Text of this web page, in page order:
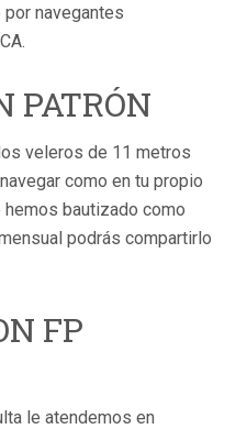
navegantes
PATRÓN
veleros de 11 metros
como en tu propio
hemos bautizado como
podrás compartirlo
FP
le atendemos en